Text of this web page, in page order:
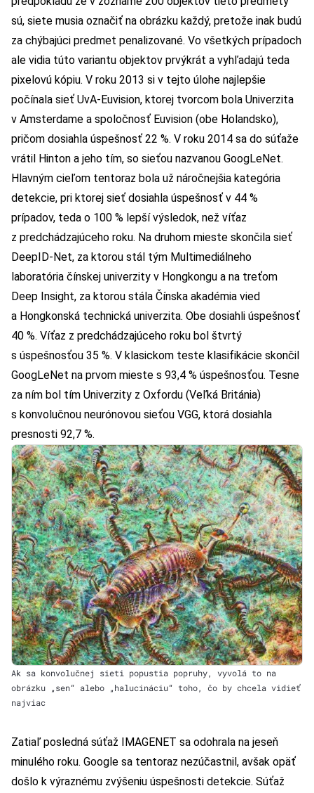
sú, siete musia označiť na obrázku každý, pretože inak budú
za chýbajúci predmet penalizované. Vo všetkých prípadoch
ale vidia túto variantu objektov prvýkrát a vyhľadajú teda
pixelovú kópiu. V roku 2013 si v tejto úlohe najlepšie
počínala sieť UvA-Euvision, ktorej tvorcom bola Univerzita
v Amsterdame a spoločnosť Euvision (obe Holandsko),
pričom dosiahla úspešnosť 22 %. V roku 2014 sa do súťaže
vrátil Hinton a jeho tím, so sieťou nazvanou GoogLeNet.
Hlavným cieľom tentoraz bola už náročnejšia kategória
detekcie, pri ktorej sieť dosiahla úspešnosť v 44 %
prípadov, teda o 100 % lepší výsledok, než víťaz
z predchádzajúceho roku. Na druhom mieste skončila sieť
DeepID-Net, za ktorou stál tým Multimediálneho
laboratória čínskej univerzity v Hongkongu a na treťom
Deep Insight, za ktorou stála Čínska akadémia vied
a Hongkonská technická univerzita. Obe dosiahli úspešnosť
40 %. Víťaz z predchádzajúceho roku bol štvrtý
s úspešnosťou 35 %. V klasickom teste klasifikácie skončil
GoogLeNet na prvom mieste s 93,4 % úspešnosťou. Tesne
za ním bol tím Univerzity z Oxfordu (Veľká Británia)
s konvolučnou neurónovou sieťou VGG, ktorá dosiahla
presnosti 92,7 %.
Ak sa konvolučnej sieti popustia popruhy, vyvolá to na
obrázku „sen“ alebo „halucináciu“ toho, čo by chcela vidieť
najviac
Zatiaľ posledná súťaž IMAGENET sa odohrala na jeseň
minulého roku. Google sa tentoraz nezúčastnil, avšak opäť
došlo k výraznému zvýšeniu úspešnosti detekcie. Súťaž